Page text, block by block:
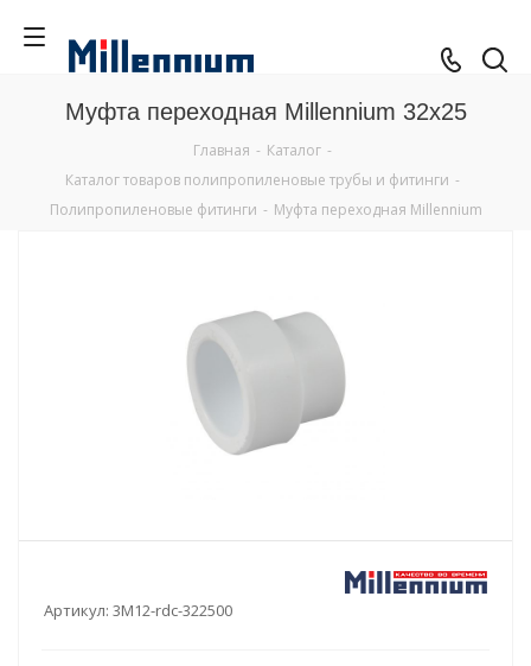
Муфта переходная Millennium 32x25
Главная - Каталог -
Каталог товаров полипропиленовые трубы и фитинги -
Полипропиленовые фитинги - Муфта переходная Millennium
Артикул: 3M12-rdc-322500